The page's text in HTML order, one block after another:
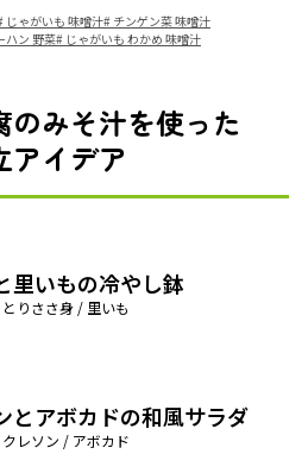
じゃがいも 味噌汁# チンゲン菜 味噌汁
ハン 野菜# じゃがいも わかめ 味噌汁
のみそ汁を使った
アイデア
里いもの冷やし鉢
りささ身 / 里いも
とアボカドの和風サラダ
クレソン / アボカド